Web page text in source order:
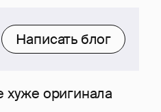
Написать блог
хуже оригинала